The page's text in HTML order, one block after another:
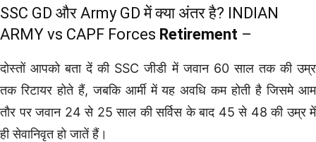
SSC GD और Army GD में क्या अंतर है? INDIAN
ARMY vs CAPF Forces Retirement –
दोस्तों आपको बता दें की SSC जीडी में जवान 60 साल तक की उम्र
तक रिटायर होते हैं, जबकि आर्मी में यह अवधि कम होती है जिसमे आम
तौर पर जवान 24 से 25 साल की सर्विस के बाद 45 से 48 की उम्र में
ही सेवानिवृत हो जातें हैं।